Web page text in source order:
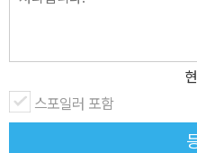
스포일러 포함